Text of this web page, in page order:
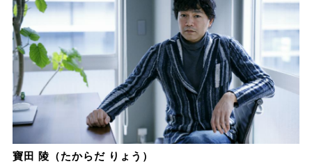
寶田 陵（たからだ りょう）